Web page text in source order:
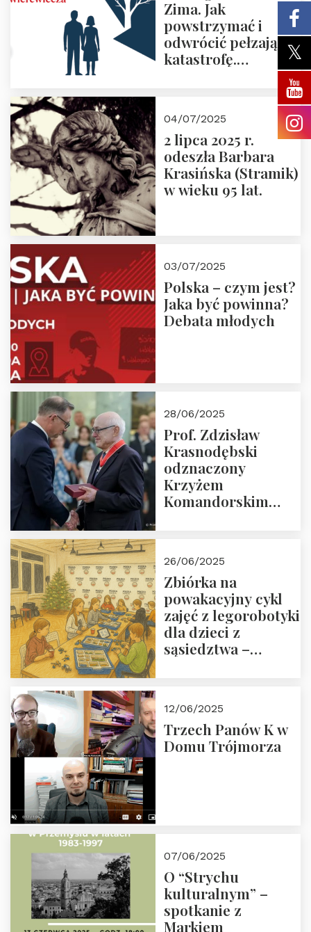
Zima. Jak
powstrzymać i
odwrócić pełzającą
katastrofę.
pierwsze spotkanie
Nowego
Ćwierćwiecza”
04/07/2025
2 lipca 2025 r.
odeszła Barbara
Krasińska (Stramik)
w wieku 95 lat.
03/07/2025
Polska – czym jest?
Jaka być powinna?
Debata młodych
28/06/2025
Prof. Zdzisław
Krasnodębski
odznaczony
Krzyżem
Komandorskim
26/06/2025
Zbiórka na
powakacyjny cykl
zajęć z legorobotyki
dla dzieci z
sąsiedztwa –
Fundacji
12/06/2025
Trzech Panów K w
Domu Trójmorza
07/06/2025
O “Strychu
kulturalnym” –
spotkanie z
Markiem